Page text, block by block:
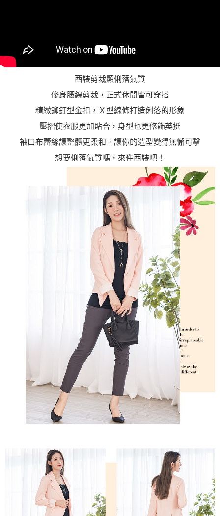
西裝剪裁顯俐落氣質
修身腰線剪裁，正式休閒皆可穿搭
精緻鉚釘型金扣，Ｘ型線條打造俐落的形象
壓摺使衣服更加貼合，身型也更修飾英挺
袖口布蕾絲讓整體更柔和，讓你的造型變得無懈可擊
想要俐落氣質嗎，來件西裝吧！